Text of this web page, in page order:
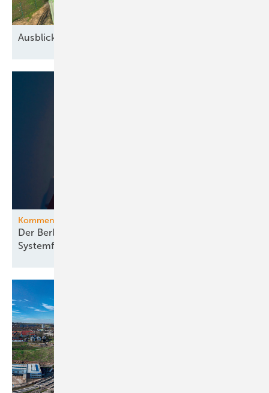
Ausblick auf 2026: Neue Geschäfte für
Kommentar
Der Berliner Blackout offenbart gravierende
Systemfehler